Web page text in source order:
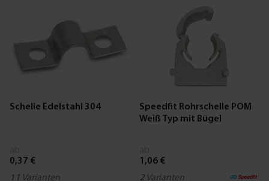
Schelle Edelstahl 304
0,37 €
11 Varianten
Speedfit Rohrschelle POM
Weiß Typ mit Bügel
1,06 €
2 Varianten